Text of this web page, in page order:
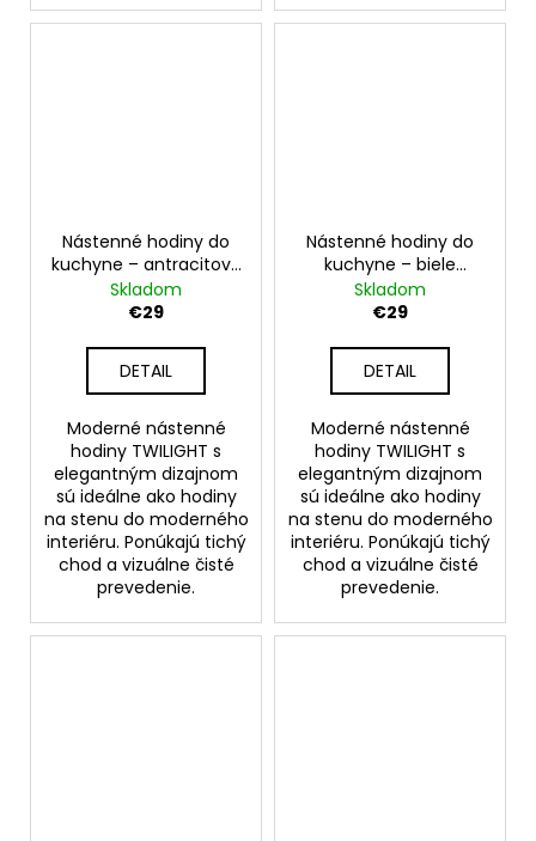
Nástenné hodiny do
kuchyne – antracitové
nástenné hodiny na
stenu – model
Skladom
€29
DETAIL
Moderné nástenné
hodiny TWILIGHT s
elegantným dizajnom
sú ideálne ako hodiny
na stenu do moderného
interiéru. Ponúkajú tichý
chod a vizuálne čisté
prevedenie.
Nástenné hodiny do
kuchyne – biele
nástenné hodiny na
stenu – model
Skladom
€29
DETAIL
Moderné nástenné
hodiny TWILIGHT s
elegantným dizajnom
sú ideálne ako hodiny
na stenu do moderného
interiéru. Ponúkajú tichý
chod a vizuálne čisté
prevedenie.